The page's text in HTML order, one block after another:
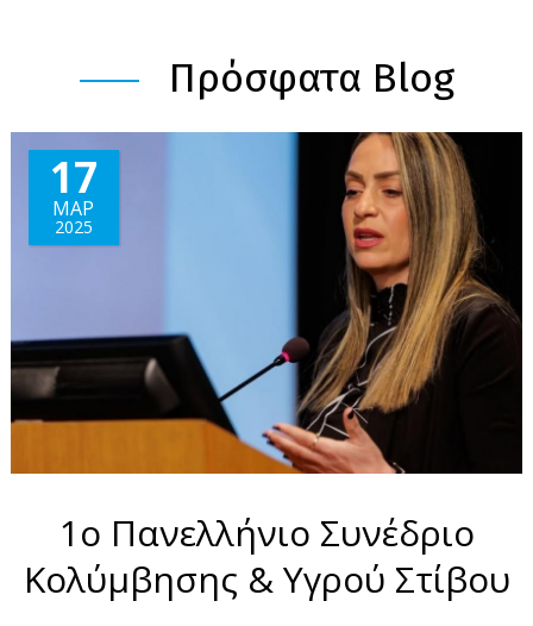
Πρόσφατα Blog
17
ΜΑΡ
2025
1ο Πανελλήνιο Συνέδριο
Κολύμβησης & Υγρού Στίβου